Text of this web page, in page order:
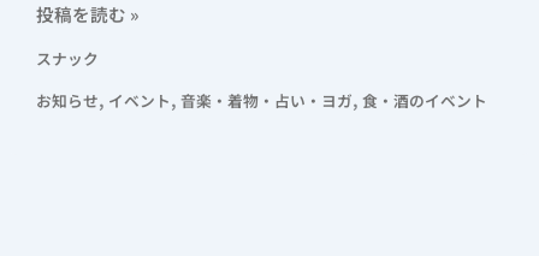
投稿を読む »
スナック
お知らせ, イベント, 音楽・着物・占い・ヨガ, 食・酒のイベント